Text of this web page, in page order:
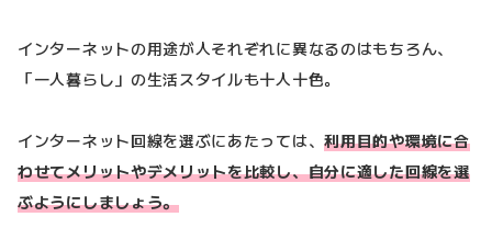
インターネットの用途が人それぞれに異なるのはもちろん、
「一人暮らし」の生活スタイルも十人十色。
インターネット回線を選ぶにあたっては、利用目的や環境に合
わせてメリットやデメリットを比較し、自分に適した回線を選
ぶようにしましょう。